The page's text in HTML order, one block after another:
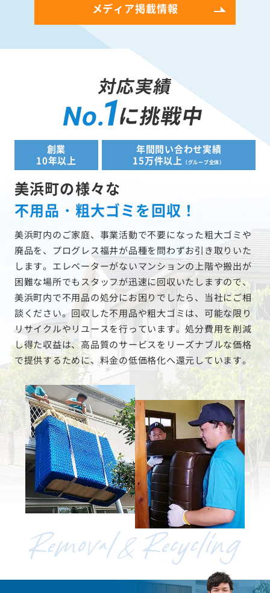
メディア掲載情報
対応実績
No.1に挑戦中
創業
10年以上
年間問い合わせ実績
15万件以上
（グループ全体）
美浜町の様々な
不用品・粗大ゴミを回収！
美浜町内のご家庭、事業活動で不要になった粗大ゴミや
廃品を、プログレス福井が品種を問わずお引き取りいた
します。エレベーターがないマンションの上階や搬出が
困難な場所でもスタッフが迅速に回収いたしますので、
美浜町内で不用品の処分にお困りでしたら、当社にご相
談ください。回収した不用品や粗大ゴミは、可能な限り
リサイクルやリユースを行っています。処分費用を削減
し得た収益は、高品質のサービスをリーズナブルな価格
で提供するために、料金の低価格化へ還元しています。